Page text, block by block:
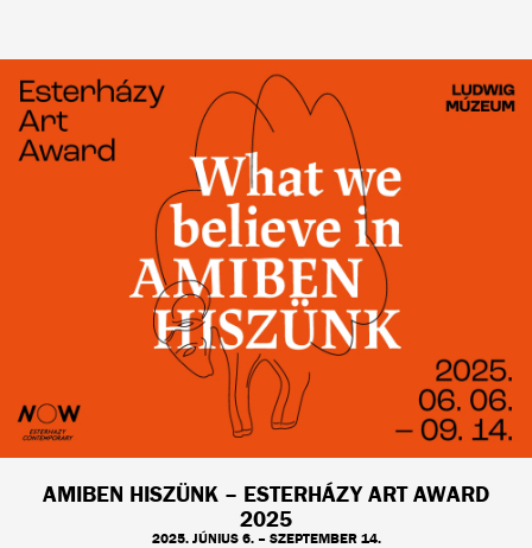
AMIBEN HISZÜNK – ESTERHÁZY ART AWARD
2025
2025. JÚNIUS 6. – SZEPTEMBER 14.